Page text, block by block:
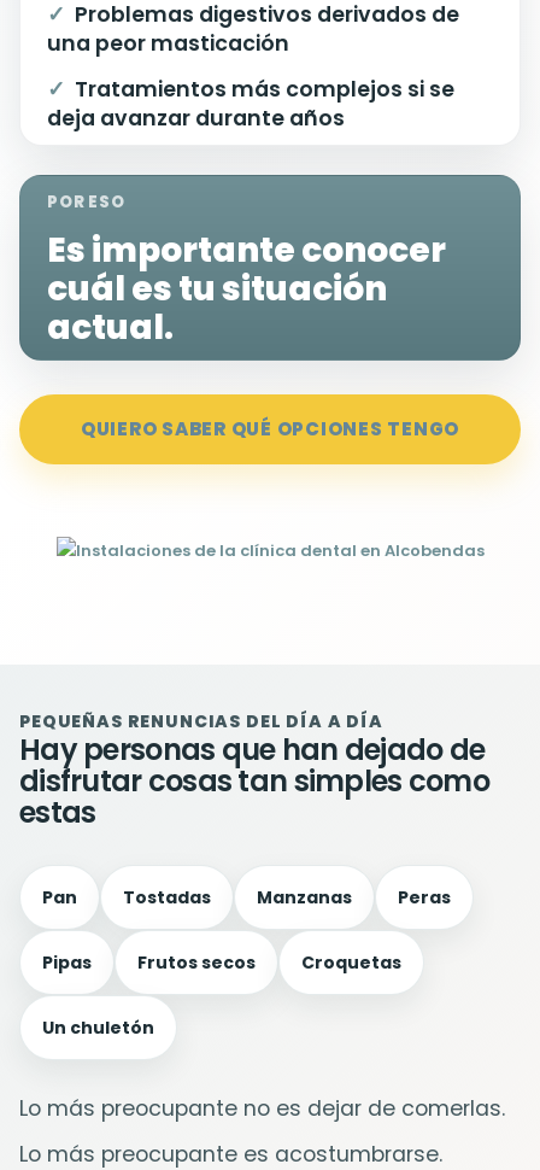
Problemas digestivos derivados de
una peor masticación
Tratamientos más complejos si se
deja avanzar durante años
POR ESO
Es importante conocer
cuál es tu situación
actual.
QUIERO SABER QUÉ OPCIONES TENGO
PEQUEÑAS RENUNCIAS DEL DÍA A DÍA
Hay personas que han dejado de
disfrutar cosas tan simples como
estas
Pan Tostadas Manzanas Peras
Pipas Frutos secos Croquetas
Un chuletón
Lo más preocupante no es dejar de comerlas.
Lo más preocupante es acostumbrarse.